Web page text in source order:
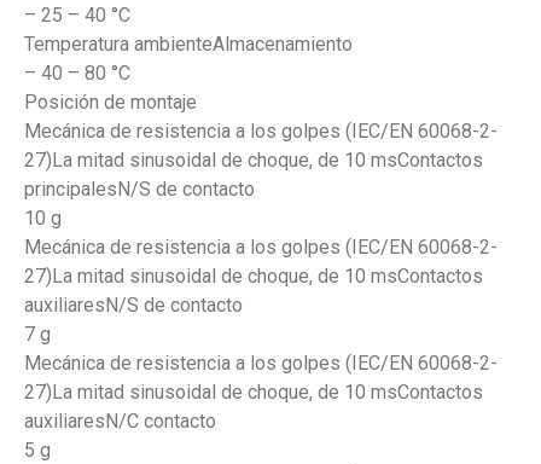
– 25 – 40 °C
Temperatura ambienteAlmacenamiento
– 40 – 80 °C
Posición de montaje
Mecánica de resistencia a los golpes (IEC/EN 60068-2-
27)La mitad sinusoidal de choque, de 10 msContactos
principalesN/S de contacto
10 g
Mecánica de resistencia a los golpes (IEC/EN 60068-2-
27)La mitad sinusoidal de choque, de 10 msContactos
auxiliaresN/S de contacto
7 g
Mecánica de resistencia a los golpes (IEC/EN 60068-2-
27)La mitad sinusoidal de choque, de 10 msContactos
auxiliaresN/C contacto
5 g